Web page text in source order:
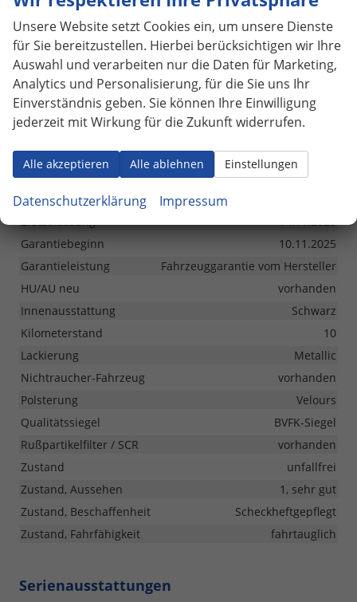
Tragfähigkeitsindex
Sonstiges
Antriebsart
Verbrennungsmotor (ICE)
Anzahl Sitzplätze
Anzahl Türen
5-türig
Anzahl Vorbesitzer
Baujahr
Codes: Hersteller-Code
Garantiebeginn
10.11.2025
Garantieleistung
Fahrzeuggarantie vom Hersteller
HU/AU neu
vorhanden
Innenausstattung
Schwarz
Kilometerstand
10
Lackierung
Metallic
Nichtraucher-Fahrzeug
vorhanden
Polsterung
Velours
Qualitätssiegel
BVFK-Siegel
Rußpartikelfilter / SCR
vorhanden
Zustand
unfallfrei
Zustand, Aussehen
1, sehr gut
Zustand, Beschaffenheit
Scheckheftgepflegt
Zustand, Fahrfähigkeit
fahrtauglich
Serienausstattungen
Unsere Website setzt Cookies ein, um unsere Dienste
für Sie bereitzustellen. Hierbei berücksichtigen wir Ihre
Auswahl und verarbeiten nur die Daten für Marketing,
Analytics und Personalisierung, für die Sie uns Ihr
Einverständnis geben. Sie können Ihre Einwilligung
jederzeit mit Wirkung für die Zukunft widerrufen.
Alle akzeptieren Alle ablehnen Einstellungen
Datenschutzerklärung Impressum